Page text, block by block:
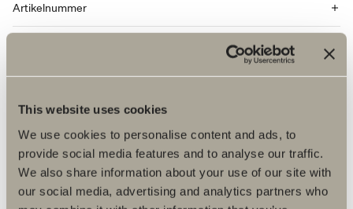
This website uses cookies
We use cookies to personalise content and ads, to
provide social media features and to analyse our traffic.
We also share information about your use of our site with
our social media, advertising and analytics partners who
Artikelnummer